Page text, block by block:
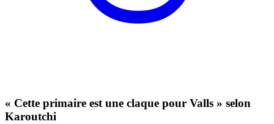
« Cette primaire est une claque pour Valls » selon
Karoutchi